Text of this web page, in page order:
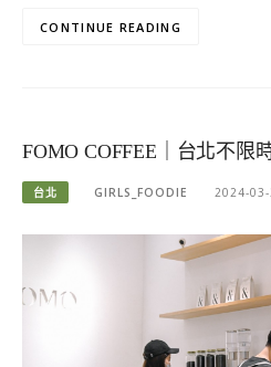
CONTINUE READING
FOMO COFFEE｜台北不限
台北 GIRLS_FOODIE 2024-03-